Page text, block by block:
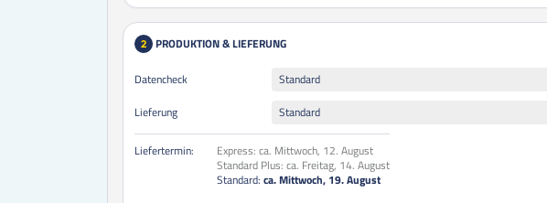
2 PRODUKTION & LIEFERUNG
Datencheck
Standard
Lieferung
Standard
Liefertermin: Express: ca. Mittwoch, 12. August
Standard Plus: ca. Freitag, 14. August
Standard: ca. Mittwoch, 19. August